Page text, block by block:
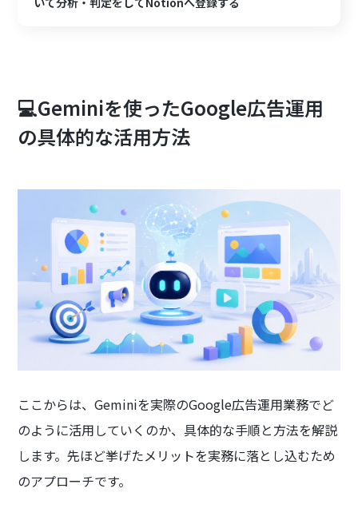
💻Geminiを使ったGoogle広告運用
の具体的な活用方法
ここからは、Geminiを実際のGoogle広告運用業務でど
のように活用していくのか、具体的な手順と方法を解説
します。先ほど挙げたメリットを実務に落とし込むため
のアプローチです。